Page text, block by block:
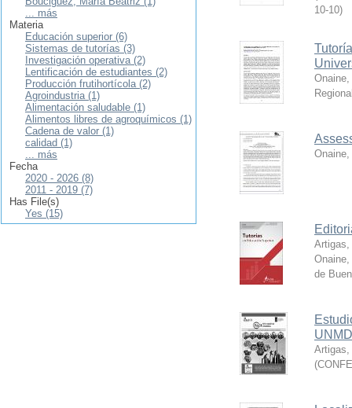
10-10)
Artigas,
de
Artigas,
(
... más
Materia
Educación superior (6)
Sistemas de tutorías (3)
Investigación operativa (2)
Lentificación de estudiantes (2)
Producción frutihortícola (2)
Agroindustria (1)
Alimentación saludable (1)
Alimentos libres de agroquímicos (1)
Cadena de valor (1)
calidad (1)
... más
Fecha
2020 - 2026 (8)
2011 - 2019 (7)
Has File(s)
Yes (15)